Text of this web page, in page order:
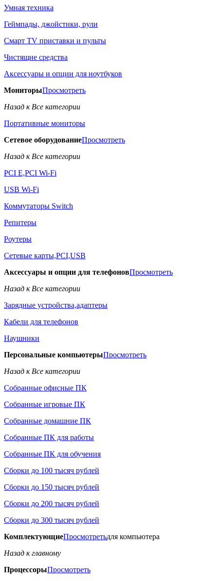
Умная техника
Геймпады, джойстики, рули
Смарт TV приставки и пульты
Чистящие средства
Аксессуары и опции для ноутбуков
МониторыПросмотреть
Назад к Все категории
Портативные мониторы
Сетевое оборудованиеПросмотреть
Назад к Все категории
PCI E,PCI Wi-Fi
USB Wi-Fi
Коммутаторы Switch
Репитеры
Роутеры
Сетевые карты,PCI,USB
Аксессуары и опции для телефоновПросмотреть
Назад к Все категории
Зарядные устройства,адаптеры
Кабели для телефонов
Наушники
Персональные компьютерыПросмотреть
Назад к Все категории
Собранные офисные ПК
Собранные игровые ПК
Собранные домашние ПК
Собранные ПК для работы
Собранные ПК для обучения
Сборки до 100 тысяч рублей
Сборки до 150 тысяч рублей
Сборки до 200 тысяч рублей
Сборки до 300 тысяч рублей
КомплектующиеПросмотретьдля компьютера
Назад к главному
ПроцессорыПросмотреть